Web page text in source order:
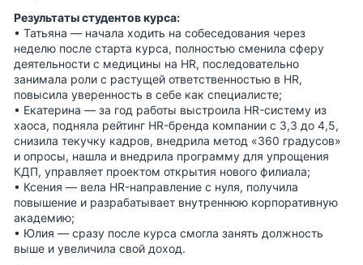
Результаты студентов курса:
• Татьяна — начала ходить на собеседования через
неделю после старта курса, полностью сменила сферу
деятельности с медицины на HR, последовательно
занимала роли с растущей ответственностью в HR,
повысила уверенность в себе как специалисте;
• Екатерина — за год работы выстроила HR-систему из
хаоса, подняла рейтинг HR-бренда компании с 3,3 до 4,5,
снизила текучку кадров, внедрила метод «360 градусов»
и опросы, нашла и внедрила программу для упрощения
КДП, управляет проектом открытия нового филиала;
• Ксения — вела HR-направление с нуля, получила
повышение и разрабатывает внутреннюю корпоративную
академию;
• Юлия — сразу после курса смогла занять должность
выше и увеличила свой доход.